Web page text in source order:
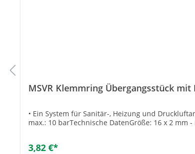
MSVR Klemmring Übergangsstück
• Ein System für Sanitär-, Heizung und
max.: 10 barTechnische DatenGröße: 16 x 2 mm -
3,82 €*